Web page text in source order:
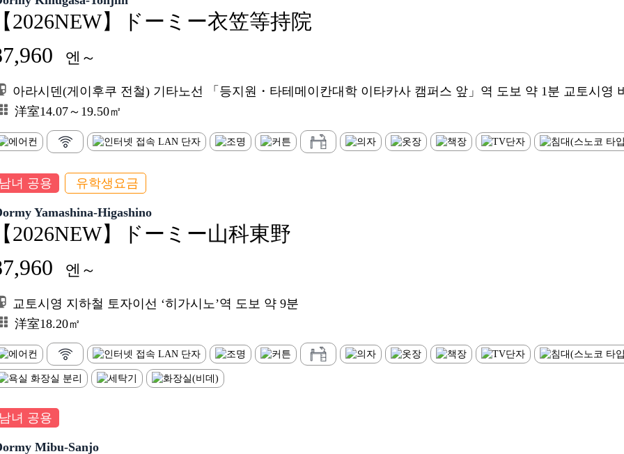
2026NEW】ドーミー衣笠等持院
엔～
아라시덴(게이후쿠 전철) 기타노선 「등지원・타테메이칸대학 이타카사 캠퍼스 앞」역 도보 약 1분 교토시영
洋室14.07～19.50㎡
녀 공용 유학생요금
Yamashina-Higashino
2026NEW】ドーミー山科東野
엔～
교토시영 지하철 토자이선 ‘히가시노’역 도보 약 9분
洋室18.20㎡
녀 공용
Mibu-Sanjo